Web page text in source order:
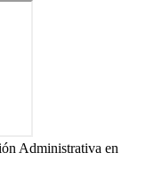
Administrativa en